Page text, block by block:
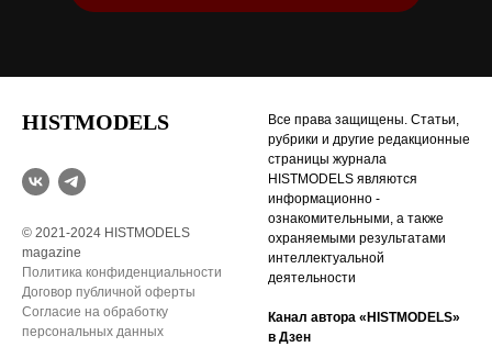
HISTMODELS
© 2021-2024 HISTMODELS
magazine
Политика конфиденциальности
Договор публичной оферты
Согласие на обработку
персональных данных
Все права защищены. Статьи,
рубрики и другие редакционные
страницы журнала
HISTMODELS являются
информационно -
ознакомительными, а также
охраняемыми результатами
интеллектуальной
деятельности
Канал автора «HISTMODELS»
в Дзен